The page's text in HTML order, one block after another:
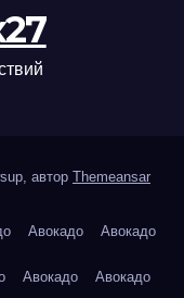
автор Themeansar
Авокадо Авокадо
Авокадо Авокадо